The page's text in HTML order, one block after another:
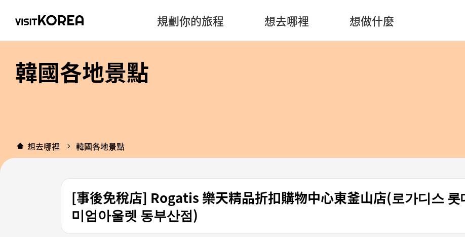
規劃你的旅程 想去哪裡 想做什麼
韓國各地景點
想去哪裡 韓國各地景點
[事後免稅店] Rogatis 樂天精品折扣購物中心東釜山店(로가디스 롯
미엄아울렛 동부산점)